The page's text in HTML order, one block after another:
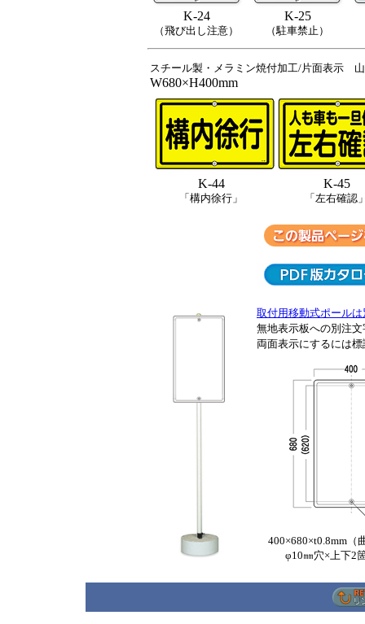
K-24
（飛び出し注意）
K-25
（駐車禁止）
スチール製・メラミン焼付加工/片面表示
W680×H400mm
K-44
「構内徐行」
K-45
「左右確認
取付用移動式ポール
無地表示板への別注
両面表示にするには
400×680×t0.8mm（
φ10㎜穴×上下2